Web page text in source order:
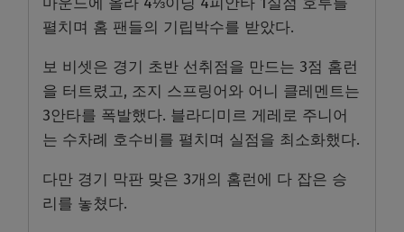
펼치며 홈 팬들의 기립박수를 받았다.
보 비셋은 경기 초반 선취점을 만드는 3점 홈런
을 터트렸고, 조지 스프링어와 어니 클레멘트는
3안타를 폭발했다. 블라디미르 게레로 주니어
는 수차례 호수비를 펼치며 실점을 최소화했다.
다만 경기 막판 맞은 3개의 홈런에 다 잡은 승
리를 놓쳤다.